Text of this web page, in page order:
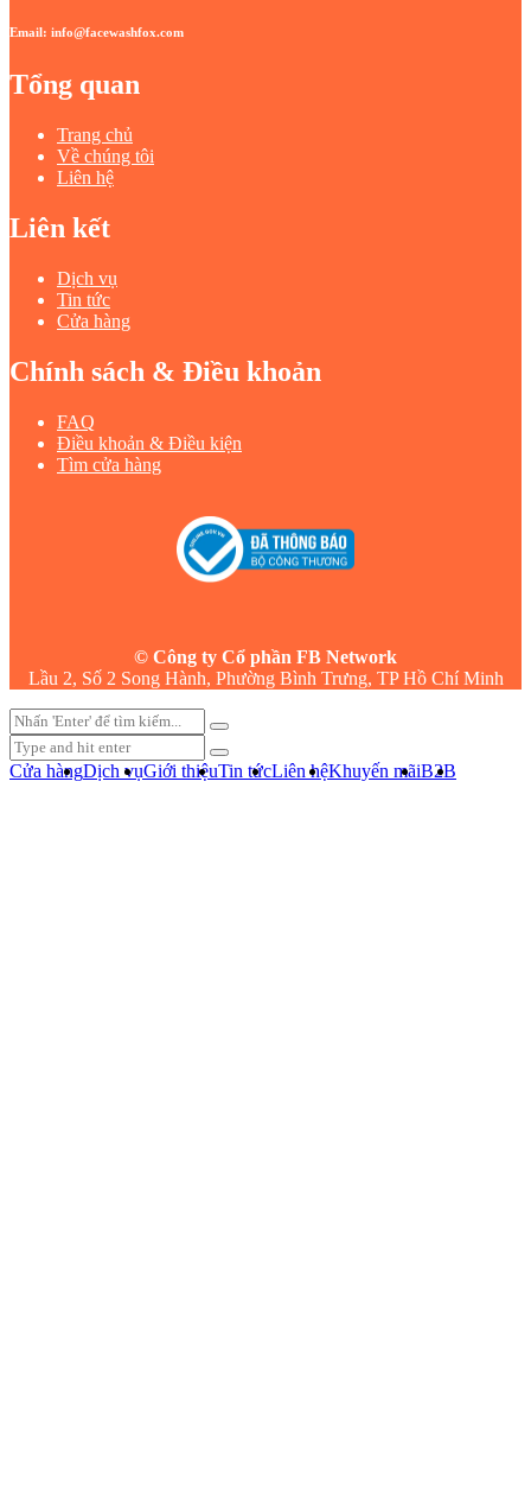
Email: info@facewashfox.com
Tổng quan
Trang chủ
Về chúng tôi
Liên hệ
Liên kết
Dịch vụ
Tin tức
Cửa hàng
Chính sách & Điều khoản
FAQ
Điều khoản & Điều kiện
Tìm cửa hàng
© Công ty Cổ phần FB Network
Lầu 2, Số 2 Song Hành, Phường Bình Trưng, TP Hồ Chí Minh
Cửa hàngDịch vụGiới thiệuTin tứcLiên hệKhuyến mãiB2B